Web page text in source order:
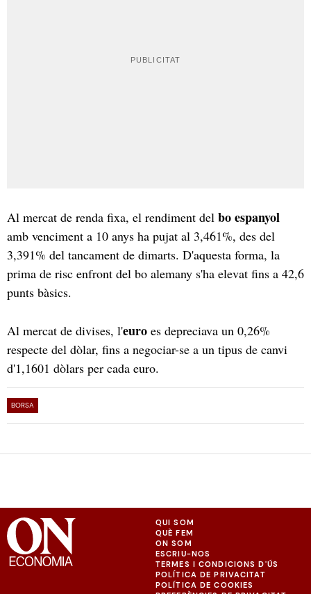
Al mercat de renda fixa, el rendiment del bo espanyol
amb venciment a 10 anys ha pujat al 3,461%, des del
3,391% del tancament de dimarts. D'aquesta forma, la
prima de risc enfront del bo alemany s'ha elevat fins a 42,6
punts bàsics.
Al mercat de divises, l'euro es depreciava un 0,26%
respecte del dòlar, fins a negociar-se a un tipus de canvi
d'1,1601 dòlars per cada euro.
BORSA
QUI SOM
QUÈ FEM
ON SOM
ESCRIU-NOS
TERMES I CONDICIONS D'ÚS
POLÍTICA DE PRIVACITAT
POLÍTICA DE COOKIES